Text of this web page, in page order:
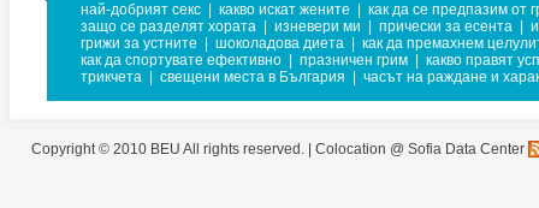
най-добрият секс какво искат жените
как да се предпазим от
защо се разделят хората
изневери ми прически за есента
грижи за устните
шоколадова диета
как да премахнем
как да спортувате ефективно
празничен грим
какво правят
трикчета
свещени места в България часът на раждане и
Copyright © 2010 BEU All rights reserved. | Colocation @ Sofia Data Center